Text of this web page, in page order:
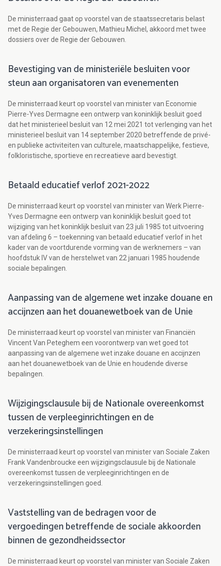
De ministerraad gaat op voorstel van de staatssecretaris belast
met de Regie der Gebouwen, Mathieu Michel, akkoord met twee
dossiers over de Regie der Gebouwen.
Bevestiging van de ministeriële besluiten voor
steun aan organisatoren van evenementen
De ministerraad keurt op voorstel van minister van Economie
Pierre-Yves Dermagne een ontwerp van koninklijk besluit goed
dat het ministerieel besluit van 12 mei 2021 tot verlenging van het
ministerieel besluit van 14 september 2020 betreffende de privé-
en publieke activiteiten van culturele, maatschappelijke, festieve,
folkloristische, sportieve en recreatieve aard bevestigt.
Betaald educatief verlof 2021-2022
De ministerraad keurt op voorstel van minister van Werk Pierre-
Yves Dermagne een ontwerp van koninklijk besluit goed tot
wijziging van het koninklijk besluit van 23 juli 1985 tot uitvoering
van afdeling 6 – toekenning van betaald educatief verlof in het
kader van de voortdurende vorming van de werknemers – van
hoofdstuk IV van de herstelwet van 22 januari 1985 houdende
sociale bepalingen.
Aanpassing van de algemene wet inzake douane en
accijnzen aan het douanewetboek van de Unie
De ministerraad keurt op voorstel van minister van Financiën
Vincent Van Peteghem een voorontwerp van wet goed tot
aanpassing van de algemene wet inzake douane en accijnzen
aan het douanewetboek van de Unie en houdende diverse
bepalingen.
Wijzigingsclausule bij de Nationale overeenkomst
tussen de verpleeginrichtingen en de
verzekeringsinstellingen
De ministerraad keurt op voorstel van minister van Sociale Zaken
Frank Vandenbroucke een wijzigingsclausule bij de Nationale
overeenkomst tussen de verpleeginrichtingen en de
verzekeringsinstellingen goed.
Vaststelling van de bedragen voor de
vergoedingen betreffende de sociale akkoorden
binnen de gezondheidssector
De ministerraad keurt op voorstel van minister van Sociale Zaken